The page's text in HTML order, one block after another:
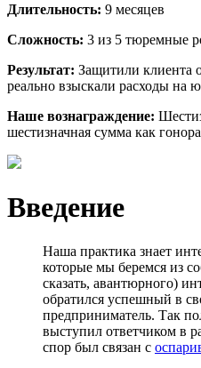
Длительность: 9 месяцев
Сложность: 3 из 5 тюремные
Результат: Защитили клиента
реально взыскали расходы на
Наше вознаграждение:
шестизначная сумма как
Введение
Наша практика знает
которые мы беремся из
сказать, авантюрного)
обратился успешный в
предприниматель. Так
выступил ответчиком в
спор был связан с